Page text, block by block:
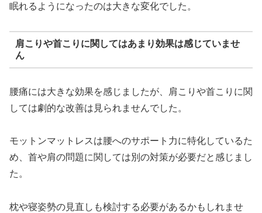
眠れるようになったのは大きな変化でした。
肩こりや首こりに関してはあまり効果は感じていませ
ん
腰痛には大きな効果を感じましたが、肩こりや首こりに関
しては劇的な改善は見られませんでした。
モットンマットレスは腰へのサポート力に特化しているた
め、首や肩の問題に関しては別の対策が必要だと感じまし
た。
枕や寝姿勢の見直しも検討する必要があるかもしれませ